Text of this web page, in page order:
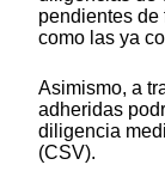
pendientes de
como las ya
Asimismo, a
adheridas
diligencia
(CSV).